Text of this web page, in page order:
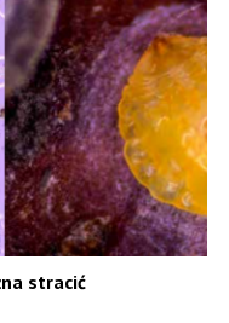
stracić